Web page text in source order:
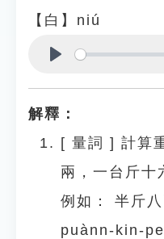
【白】niú
解釋：
[ 量詞 ] 計算
兩，一台斤十
例如：
半斤八
puànn-kin-